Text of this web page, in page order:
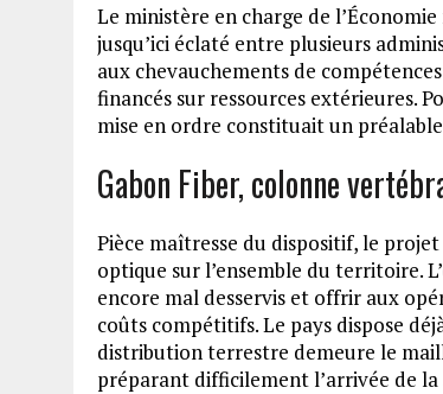
Le ministère en charge de
jusqu’ici éclaté entre plusieurs
aux chevauchements de
financés sur ressources extérieures.
mise en ordre constituait un
Gabon Fiber, colonne
Pièce maîtresse du dispositif, le
optique sur l’ensemble du territoire.
encore mal desservis et offrir aux
coûts compétitifs. Le pays dispose
distribution terrestre demeure le
préparant difficilement l’arrivée de la